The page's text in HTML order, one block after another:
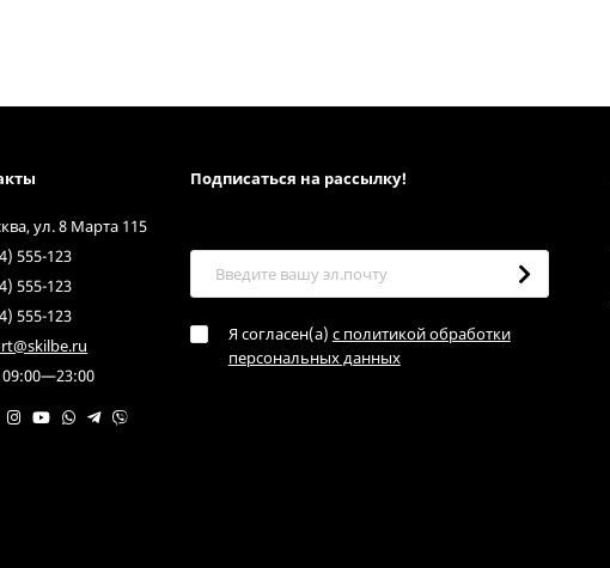
ул. 8 Марта 115
555-123
555-123
555-123
Подписаться на рассылкy!
Я согласен(a) с политикой обработки
персональных данных